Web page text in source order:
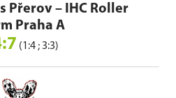
Přerov– IHC Roller
Praha A
(1:4 ; 3:3)